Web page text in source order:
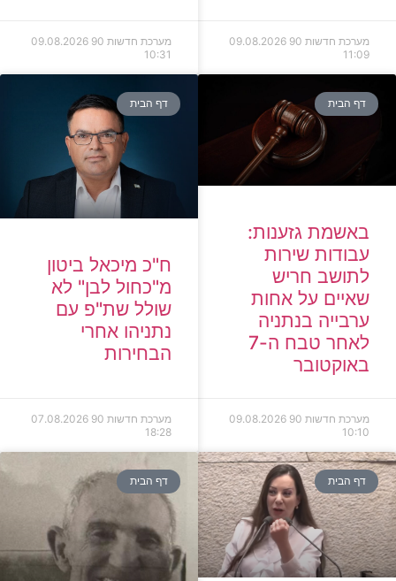
מערכת חדשות 90
09.08.2026
11:09
מערכת חדשות 90
09.08.2026
10:31
דף הבית
באשמת גזענות:
עבודות שירות
לתושב חריש
שאיים על אחות
ערבייה בנתניה
לאחר טבח ה-7
באוקטובר
מערכת חדשות 90
09.08.2026
10:10
דף הבית
ח"כ מיכאל ביטון
מ"כחול לבן" לא
שולל שת"פ עם
נתניהו אחרי
הבחירות
מערכת חדשות 90
07.08.2026
18:28
דף הבית דף הבית